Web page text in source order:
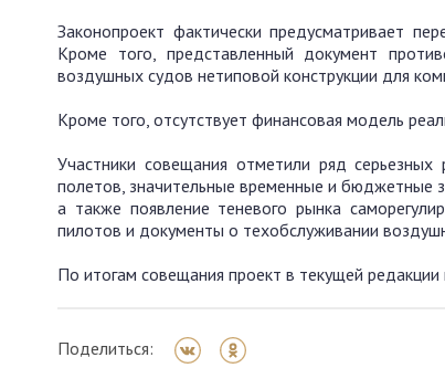
Законопроект фактически предусматривает
Кроме того, представленный документ
воздушных судов нетиповой конструкции для
Кроме того, отсутствует финансовая модель
Участники совещания отметили ряд серьезных
полетов, значительные временные и бюджетные
а также появление теневого рынка
пилотов и документы о техобслуживании
По итогам совещания проект в текущей
Поделиться: